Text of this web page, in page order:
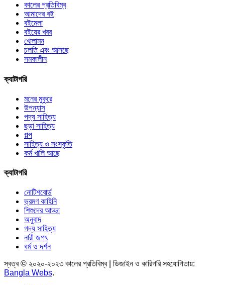
কালের প্রতিবিম্ব
আমাদের বই
বইমেলা
বইয়ের খবর
খোলামন
চলতি এবং আসছে
সমকালীন
ক্যাটাগরি
মনের মুকুরে
উপন্যাস
পদ্য সাহিত্য
ছড়া সাহিত্য
গল্প
সাহিত্য ও সংস্কৃতি
কর্ম খালি আছে
ক্যাটাগরি
নোটিশবোর্ড
ভ্রমণ কাহিনি
শিশুদের আড্ডা
অনুবাদ
গদ্য সাহিত্য
নারী জগৎ
ধর্ম ও দর্শন
স্বত্ব © ২০২০-২০২৩ কালের প্রতিবিম্ব | ডিজাইন ও কারিগরি সহযোগিতায়:
Bangla Webs.